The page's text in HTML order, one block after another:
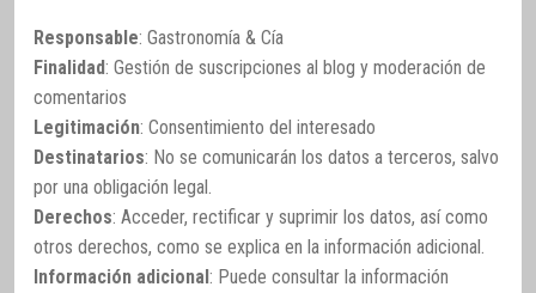
Responsable: Gastronomía & Cía
Finalidad: Gestión de suscripciones al blog y moderación de
comentarios
Legitimación: Consentimiento del interesado
Destinatarios: No se comunicarán los datos a terceros, salvo
por una obligación legal.
Derechos: Acceder, rectificar y suprimir los datos, así como
otros derechos, como se explica en la información adicional.
Información adicional: Puede consultar la información